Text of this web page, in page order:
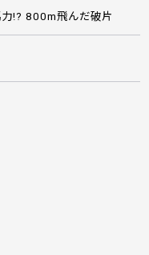
!? 800m飛んだ破片